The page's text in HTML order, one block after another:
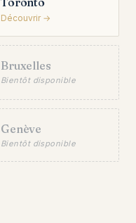
Découvrir →
Bruxelles
Bientôt disponible
Genève
Bientôt disponible